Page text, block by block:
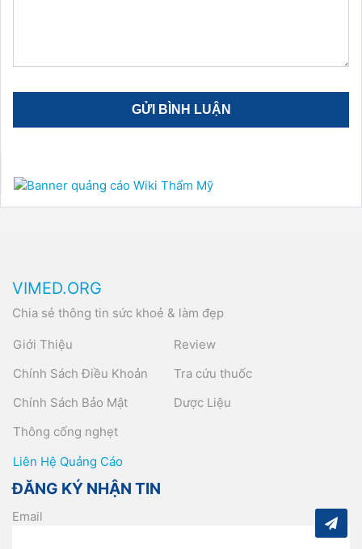
VIMED.ORG
Chia sẻ thông tin sức khoẻ & làm đẹp
Giới Thiệu
Chính Sách Điều Khoản
Chính Sách Bảo Mật
Thông cống nghẹt
Review
Tra cứu thuốc
Dược Liệu
Liên Hệ Quảng Cáo
ĐĂNG KÝ NHẬN TIN
Email